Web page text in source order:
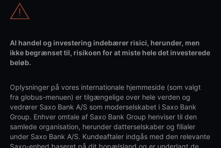
Al handel og investering indebærer risici, herunder, men
ikke begrænset til, risikoen for at miste hele det investerede
beløb.
Oplysninger på vores internationale hjemmeside (som valgt
fra globus-menuen) er tilgængelige over hele verden og
vedrører Saxo Bank A/S som moderselskabet i Saxo Bank
Group. Enhver omtale af Saxo Bank Group henviser til den
samlede organisation, herunder datterselskaber og filialer
under Saxo Bank A/S. Kundeaftaler indgås med den relevante